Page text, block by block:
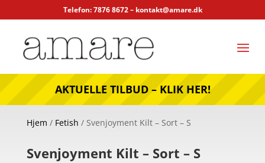
Telefon: 7876 8672 – kontakt@amare.dk
AKTUELLE TILBUD – KLIK HER!
Hjem / Fetish / Svenjoyment Kilt – Sort – S
Svenjoyment Kilt – Sort – S